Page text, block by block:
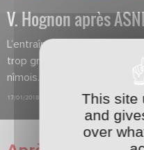
V. Hognon après
L’entraîneur nancéien
trop grosses erreurs sur les
nîmois.
17/01/2018
This site
and
over